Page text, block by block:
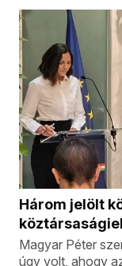
Három jelölt
Magyar Péter
úgy volt, ahogy